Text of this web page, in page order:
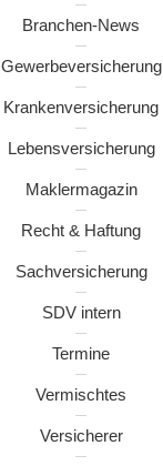
Branchen-News
Gewerbeversicherung
Krankenversicherung
Lebensversicherung
Maklermagazin
Recht & Haftung
Sachversicherung
SDV intern
Termine
Vermischtes
Versicherer